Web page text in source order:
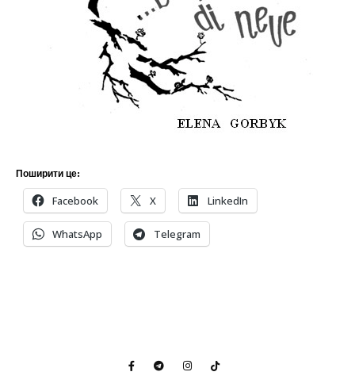
Поширити це:
Facebook X LinkedIn
WhatsApp Telegram